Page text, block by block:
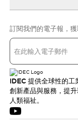
訂閱我們的電子報，
IDEC 提供全球性的
創新產品與服務，提
人類福祉。